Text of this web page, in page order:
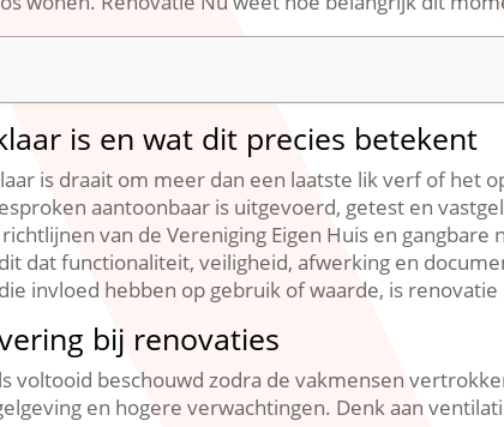
is en wat dit precies betekent
is draait om meer dan een laatste lik verf of het
aantoonbaar is uitgevoerd, getest en
van de Vereniging Eigen Huis en
dat functionaliteit, veiligheid, afwerking en
invloed hebben op gebruik of waarde, is
bij renovaties
voltooid beschouwd zodra de vakmensen
en hogere verwachtingen.​ Denk aan